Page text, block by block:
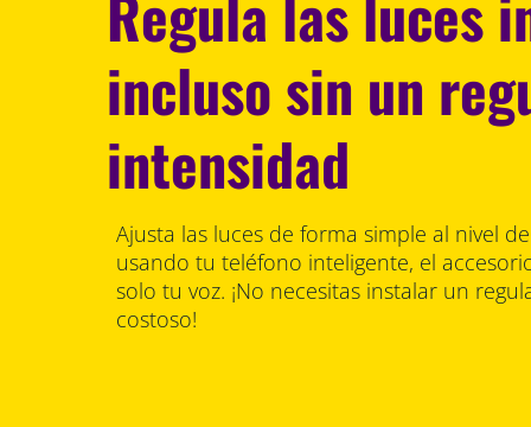
incluso sin un
intensidad
Ajusta las luces de forma simple al nivel
usando tu teléfono inteligente, el
solo tu voz. ¡No necesitas instalar un
costoso!